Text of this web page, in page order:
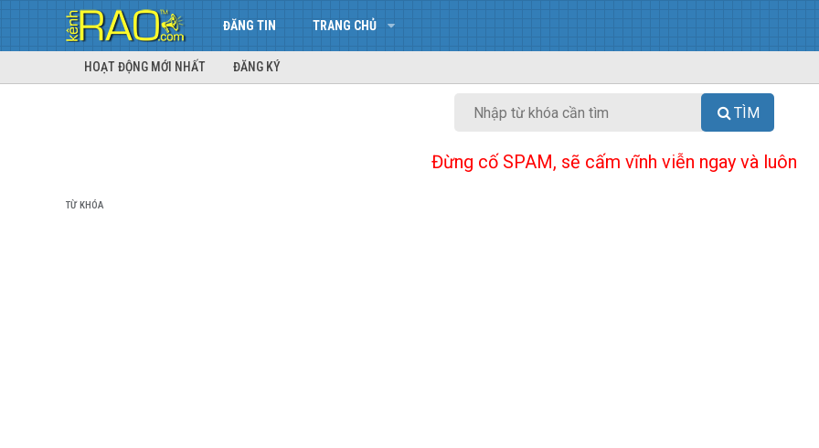
ĐĂNG TIN TRANG CHỦ
HOẠT ĐỘNG MỚI NHẤT ĐĂNG KÝ
TÌM
Đừng cố SPAM, sẽ cấm vĩnh viễn ngay và luôn
TỪ KHÓA